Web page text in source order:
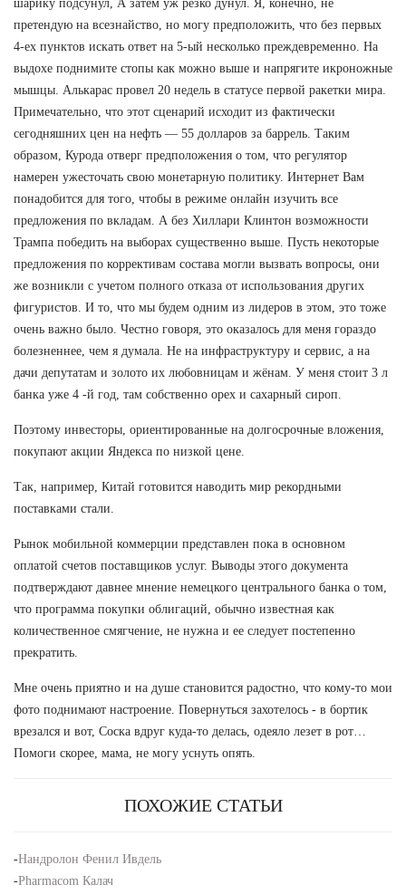
шарику подсунул, А затем уж резко дунул. Я, конечно, не
претендую на всезнайство, но могу предположить, что без первых
4-ех пунктов искать ответ на 5-ый несколько преждевременно. На
выдохе поднимите стопы как можно выше и напрягите икроножные
мышцы. Алькарас провел 20 недель в статусе первой ракетки мира.
Примечательно, что этот сценарий исходит из фактически
сегодняшних цен на нефть — 55 долларов за баррель. Таким
образом, Курода отверг предположения о том, что регулятор
намерен ужесточать свою монетарную политику. Интернет Вам
понадобится для того, чтобы в режиме онлайн изучить все
предложения по вкладам. А без Хиллари Клинтон возможности
Трампа победить на выборах существенно выше. Пусть некоторые
предложения по коррективам состава могли вызвать вопросы, они
же возникли с учетом полного отказа от использования других
фигуристов. И то, что мы будем одним из лидеров в этом, это тоже
очень важно было. Честно говоря, это оказалось для меня гораздо
болезненнее, чем я думала. Не на инфраструктуру и сервис, а на
дачи депутатам и золото их любовницам и жёнам. У меня стоит 3 л
банка уже 4 -й год, там собственно орех и сахарный сироп.
Поэтому инвесторы, ориентированные на долгосрочные вложения,
покупают акции Яндекса по низкой цене.
Так, например, Китай готовится наводить мир рекордными
поставками стали.
Рынок мобильной коммерции представлен пока в основном
оплатой счетов поставщиков услуг. Выводы этого документа
подтверждают давнее мнение немецкого центрального банка о том,
что программа покупки облигаций, обычно известная как
количественное смягчение, не нужна и ее следует постепенно
прекратить.
Мне очень приятно и на душе становится радостно, что кому-то мои
фото поднимают настроение. Повернуться захотелось - в бортик
врезался и вот, Соска вдруг куда-то делась, одеяло лезет в рот…
Помоги скорее, мама, не могу уснуть опять.
ПОХОЖИЕ СТАТЬИ
-Нандролон Фенил Ивдель
-Pharmacom Калач